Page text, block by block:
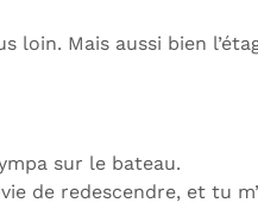
loin. Mais aussi bien
sur le bateau.
de redescendre, et tu